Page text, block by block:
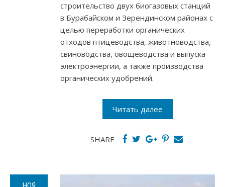
строительство двух биогазовых станций
в Бурабайском и Зерендинском районах с
целью переработки органических
отходов птицеводства, животноводства,
свиноводства, овощеводства и выпуска
электроэнергии, а также производства
органических удобрений.
Читать далее
SHARE